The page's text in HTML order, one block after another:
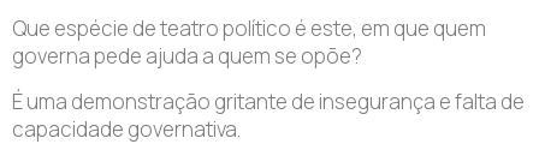
Que espécie de teatro político é este, em que quem
governa pede ajuda a quem se opõe?
É uma demonstração gritante de insegurança e falta de
capacidade governativa.